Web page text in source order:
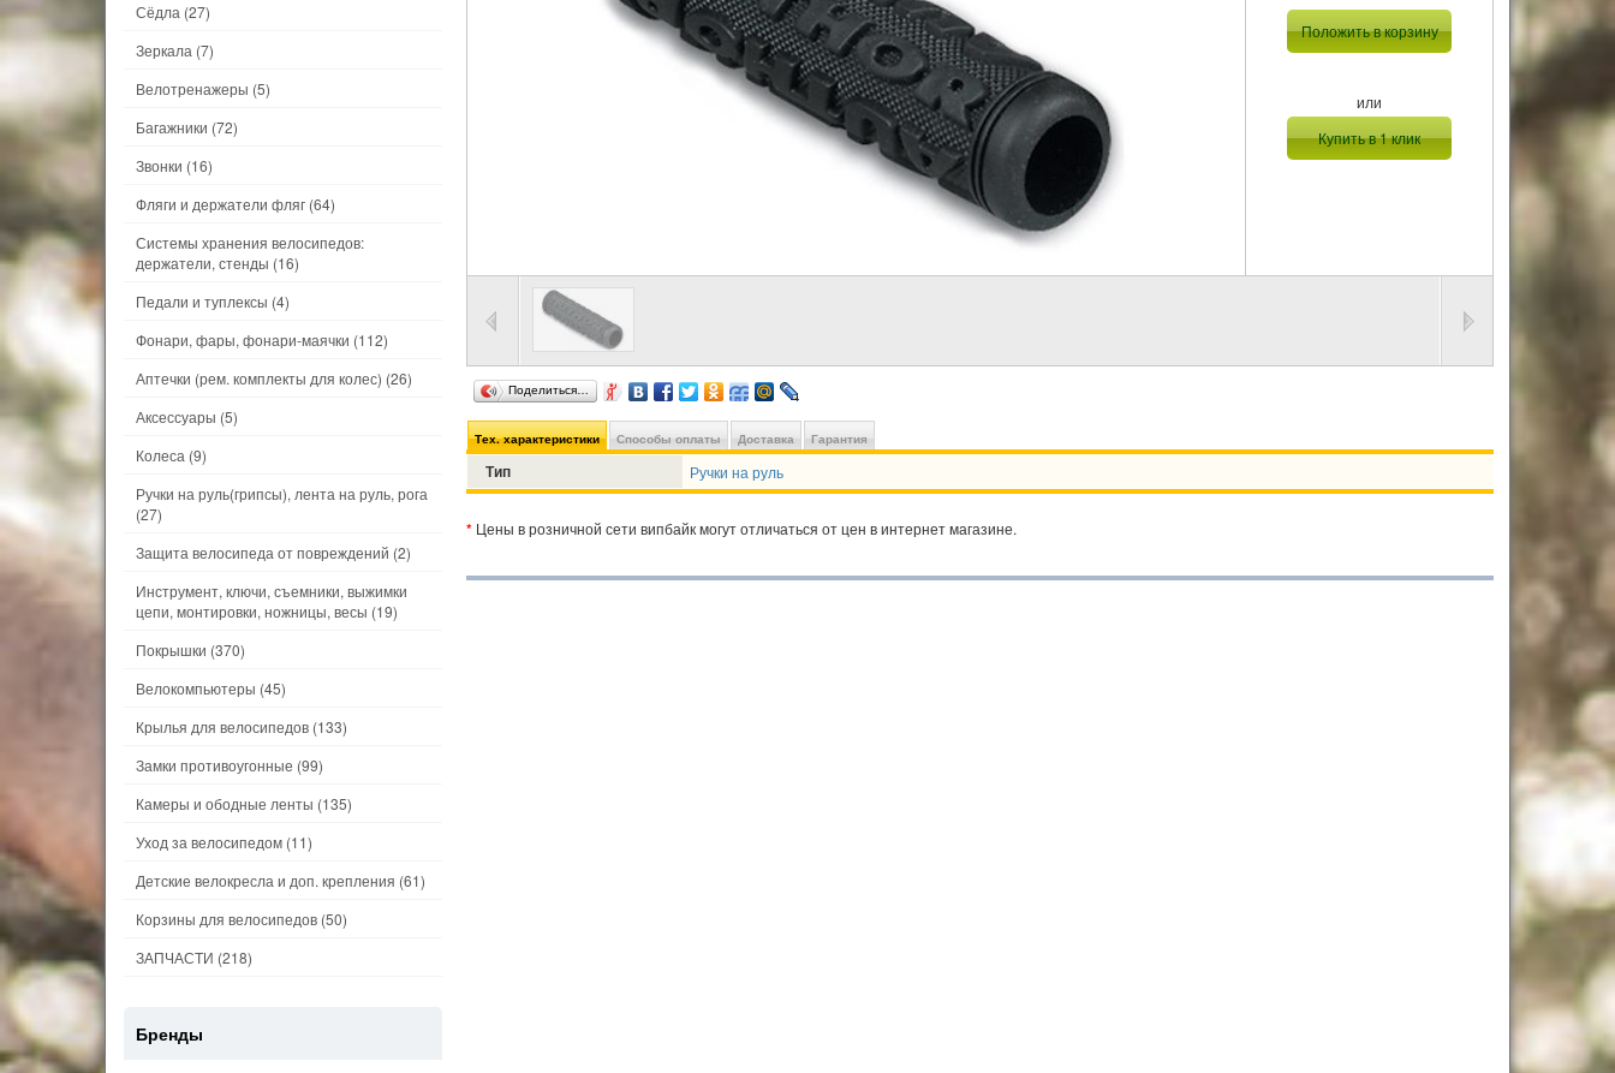
Положить в корзину
или
Купить в 1 клик
Поделиться…
Тех. характеристики Способы оплаты Доставка Гарантия
Тип Ручки на руль
* Цены в розничной сети випбайк могут отличаться от цен в интернет магазине.
Сёдла (27)
Зеркала (7)
Велотренажеры (5)
Багажники (72)
Звонки (16)
Фляги и держатели фляг (64)
Системы хранения велосипедов:
держатели, стенды (16)
Педали и туплексы (4)
Фонари, фары, фонари-маячки (112)
Аптечки (рем. комплекты для колес) (26)
Аксессуары (5)
Колеса (9)
Ручки на руль(грипсы), лента на руль, рога
(27)
Защита велосипеда от повреждений (2)
Инструмент, ключи, съемники, выжимки
цепи, монтировки, ножницы, весы (19)
Покрышки (370)
Велокомпьютеры (45)
Крылья для велосипедов (133)
Замки противоугонные (99)
Камеры и ободные ленты (135)
Уход за велосипедом (11)
Детские велокресла и доп. крепления (61)
Корзины для велосипедов (50)
ЗАПЧАСТИ (218)
Бренды